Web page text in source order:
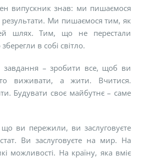
випускник знав: ми пишаємося
Ми пишаємося тим, як
шлях. Тим, що не перестали
в собі світло.
завдання – зробити все, щоб ви
виживати, а жити. Вчитися.
Будувати своє майбутнє – саме
що ви пережили, ви заслуговуєте
Ви заслуговуєте на мир. На
можливості. На країну, яка вміє